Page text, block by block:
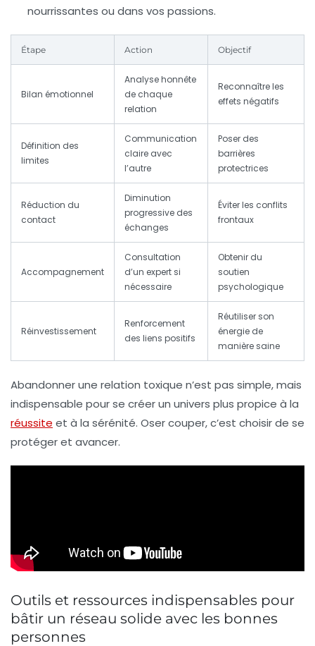
nourrissantes ou dans vos passions.
Étape Action Objectif
Bilan émotionnel
Analyse honnête
de chaque
relation
Reconnaître les
effets négatifs
Définition des
limites
Communication
claire avec
l’autre
Poser des
barrières
protectrices
Réduction du
contact
Diminution
progressive des
échanges
Éviter les conflits
frontaux
Accompagnement
Consultation
d’un expert si
nécessaire
Obtenir du
soutien
psychologique
Réinvestissement
Renforcement
des liens positifs
Réutiliser son
énergie de
manière saine
Abandonner une relation toxique n’est pas simple, mais
indispensable pour se créer un univers plus propice à la
réussite et à la sérénité. Oser couper, c’est choisir de se
protéger et avancer.
Outils et ressources indispensables pour
bâtir un réseau solide avec les bonnes
personnes